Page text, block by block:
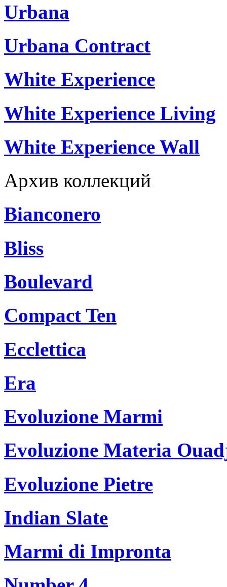
Urbana
Urbana Contract
White Experience
White Experience Living
White Experience Wall
Архив коллекций
Bianconero
Bliss
Boulevard
Compact Ten
Ecclettica
Era
Evoluzione Marmi
Evoluzione Materia
Evoluzione Pietre
Indian Slate
Marmi di Impronta